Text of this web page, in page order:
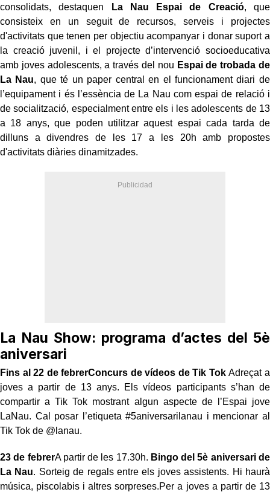
consolidats, destaquen
La Nau Espai de Creació, que
consisteix en un seguit de recursos, serveis i projectes
d'activitats que tenen per objectiu acompanyar i donar suport a
la creació juvenil, i el projecte d’intervenció socioeducativa
amb joves adolescents, a través del nou Espai de trobada de
La Nau, que té un paper central en el funcionament diari de
l’equipament i és l’essència de La Nau com espai de relació i
de socialització, especialment entre els i les adolescents de 13
a 18 anys, que poden utilitzar aquest espai cada tarda de
dilluns a divendres de les 17 a les 20h amb propostes
d'activitats diàries dinamitzades.
La Nau Show: programa d’actes del 5è
aniversari
Fins al 22 de febrerConcurs de vídeos de Tik TokAdreçat a
joves a partir de 13 anys. Els vídeos participants s’han de
compartir a Tik Tok mostrant algun aspecte de l’Espai jove
LaNau. Cal posar l’etiqueta #5aniversarilanau i mencionar al
Tik Tok de @lanau.
23 de febrerA partir de les 17.30h. Bingo del 5è aniversari de
La Nau. Sorteig de regals entre els joves assistents. Hi haurà
música, piscolabis i altres sorpreses.Per a joves a partir de 13